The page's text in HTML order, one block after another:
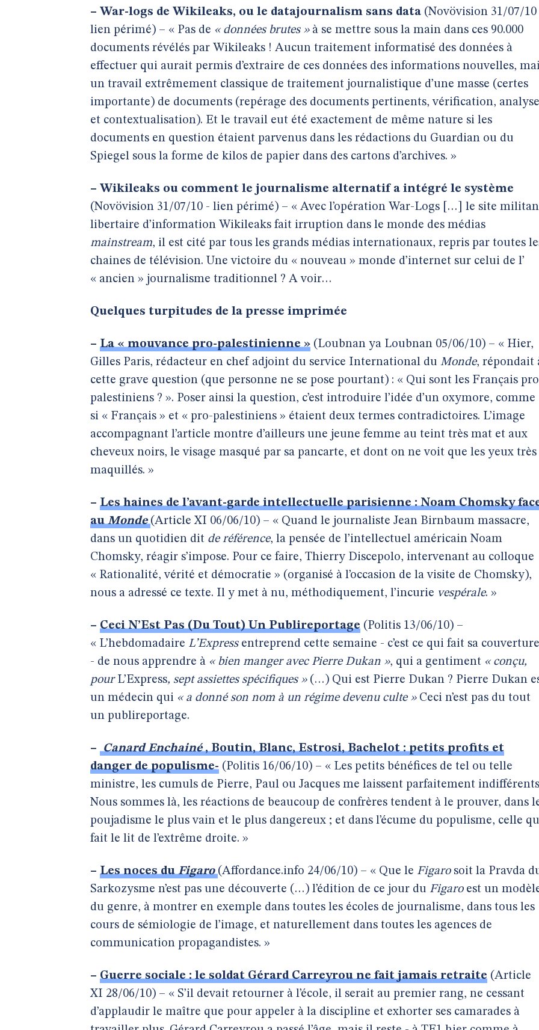
– War-logs de Wikileaks, ou le datajournalism sans data (Novövision 31/07/10
lien périmé) – « Pas de « données brutes »à se mettre sous la main dans ces 90.000
documents révélés par Wikileaks ! Aucun traitement informatisé des données à
effectuer qui aurait permis d’extraire de ces données des informations nouvelles,
un travail extrêmement classique de traitement journalistique d’une masse (certes
importante) de documents (repérage des documents pertinents, vérification, analyse
et contextualisation). Et le travail eut été exactement de même nature si les
documents en question étaient parvenus dans les rédactions du Guardian ou du
Spiegel sous la forme de kilos de papier dans des cartons d’archives. »
– Wikileaks ou comment le journalisme alternatif a intégré le système
(Novövision 31/07/10 - lien périmé) – « Avec l’opération War-Logs […] le site
libertaire d’information Wikileaks fait irruption dans le monde des médias
mainstream, il est cité par tous les grands médias internationaux, repris par toutes
chaines de télévision. Une victoire du « nouveau » monde d’internet sur celui de l’
« ancien » journalisme traditionnel ? A voir…
Quelques turpitudes de la presse imprimée
– La « mouvance pro-palestinienne » (Loubnan ya Loubnan 05/06/10) – « Hier,
Gilles Paris, rédacteur en chef adjoint du service International du Monde, répondait
cette grave question (que personne ne se pose pourtant) : « Qui sont les Français
palestiniens ? ». Poser ainsi la question, c’est introduire l’idée d’un oxymore, comme
si « Français » et « pro-palestiniens » étaient deux termes contradictoires. L’image
accompagnant l’article montre d’ailleurs une jeune femme au teint très mat et aux
cheveux noirs, le visage masqué par sa pancarte, et dont on ne voit que les yeux très
maquillés. »
– Les haines de l’avant-garde intellectuelle parisienne : Noam Chomsky
auMonde (Article XI 06/06/10) – « Quand le journaliste Jean Birnbaum massacre,
dans un quotidien dit de référence, la pensée de l’intellectuel américain Noam
Chomsky, réagir s’impose. Pour ce faire, Thierry Discepolo, intervenant au colloque
« Rationalité, vérité et démocratie » (organisé à l’occasion de la visite de Chomsky),
nous a adressé ce texte. Il y met à nu, méthodiquement, l’incurie vespérale. »
– Ceci N’Est Pas (Du Tout) Un Publireportage (Politis 13/06/10) –
« L’hebdomadaire L’Expressentreprend cette semaine - c’est ce qui fait sa couverture
- de nous apprendre à « bien manger avec Pierre Dukan », qui a gentiment « conçu,
pourL’Express, sept assiettes spécifiques »(…) Qui est Pierre Dukan ? Pierre Dukan
un médecin qui « a donné son nom à un régime devenu culte » Ceci n’est pas du tout
un publireportage.
– Canard Enchainé , Boutin, Blanc, Estrosi, Bachelot : petits profits et
danger de populisme- (Politis 16/06/10) – « Les petits bénéfices de tel ou telle
ministre, les cumuls de Pierre, Paul ou Jacques me laissent parfaitement
Nous sommes là, les réactions de beaucoup de confrères tendent à le prouver, dans
poujadisme le plus vain et le plus dangereux ; et dans l’écume du populisme, celle
fait le lit de l’extrême droite. »
– Les noces duFigaro (Affordance.info 24/06/10) – « Que le Figaro soit la Pravda
Sarkozysme n’est pas une découverte (…) l’édition de ce jour du Figaro est un
du genre, à montrer en exemple dans toutes les écoles de journalisme, dans tous les
cours de sémiologie de l’image, et naturellement dans toutes les agences de
communication propagandistes. »
– Guerre sociale : le soldat Gérard Carreyrou ne fait jamais retraite (Article
XI 28/06/10) – « S’il devait retourner à l’école, il serait au premier rang, ne cessant
d’applaudir le maître que pour appeler à la discipline et exhorter ses camarades à